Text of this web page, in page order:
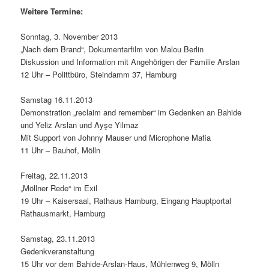
Weitere Termine:
Sonntag, 3. November 2013
„Nach dem Brand“, Dokumentarfilm von Malou Berlin
Diskussion und Information mit Angehörigen der Familie Arslan
12 Uhr – Polittbüro, Steindamm 37, Hamburg
Samstag 16.11.2013
Demonstration „reclaim and remember“ im Gedenken an Bahide
und Yeliz Arslan und Ayşe Yilmaz
Mit Support von Johnny Mauser und Microphone Mafia
11 Uhr – Bauhof, Mölln
Freitag, 22.11.2013
„Möllner Rede“ im Exil
19 Uhr – Kaisersaal, Rathaus Hamburg, Eingang Hauptportal
Rathausmarkt, Hamburg
Samstag, 23.11.2013
Gedenkveranstaltung
15 Uhr vor dem Bahide-Arslan-Haus, Mühlenweg 9, Mölln